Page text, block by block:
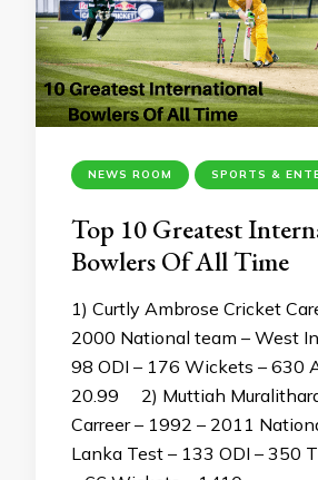
NEWS ROOM SPORTS &
Top 10 Greatest
Bowlers Of All Time
1) Curtly Ambrose Cricket
2000 National team – West
98 ODI – 176 Wickets – 630
20.99 2) Muttiah
Carreer – 1992 – 2011
Lanka Test – 133 ODI – 350